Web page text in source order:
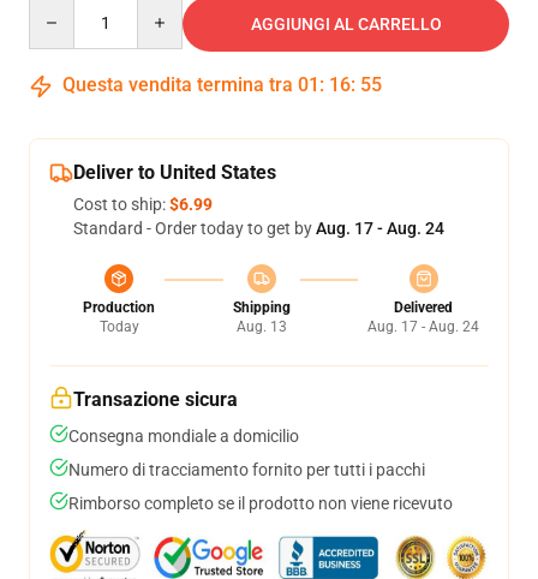
AGGIUNGI AL CARRELLO
Questa vendita termina tra 01 : 16: 54
Deliver to United States
Cost to ship:$6.99
Standard - Order today to get byAug. 17 - Aug. 24
Production
Today
Shipping
Aug. 13
Delivered
Aug. 17 - Aug. 24
Transazione sicura
Consegna mondiale a domicilio
Numero di tracciamento fornito per tutti i pacchi
Rimborso completo se il prodotto non viene ricevuto